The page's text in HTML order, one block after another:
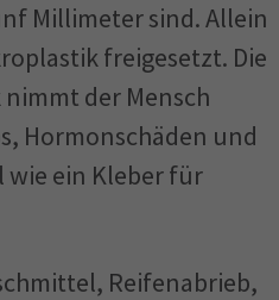
Millimeter sind. Allein
freigesetzt. Die
der Mensch
Hormonschäden und
wie ein Kleber für
Reifenabrieb,